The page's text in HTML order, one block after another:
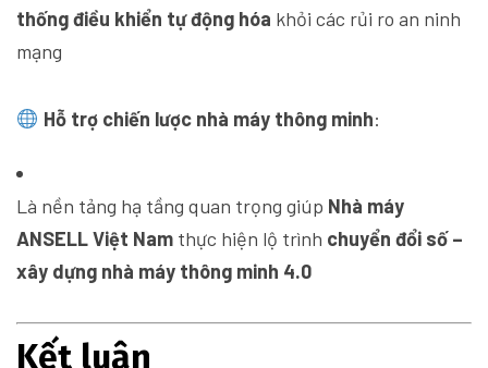
thống điều khiển tự động hóa khỏi các rủi ro an ninh
mạng
Hỗ trợ chiến lược nhà máy thông minh:
Là nền tảng hạ tầng quan trọng giúp Nhà máy
ANSELL Việt Nam thực hiện lộ trình chuyển đổi số –
xây dựng nhà máy thông minh 4.0
Kết luận